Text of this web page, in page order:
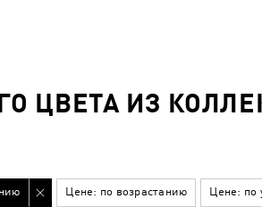
ЦВЕТА ИЗ
Цене: по возрастанию Цене: по